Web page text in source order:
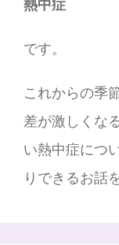
熱中症
です。
これからの季
差が激しくな
い熱中症につ
りできるお話